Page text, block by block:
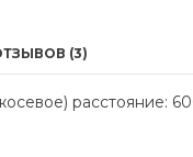
(3)
расстояние: